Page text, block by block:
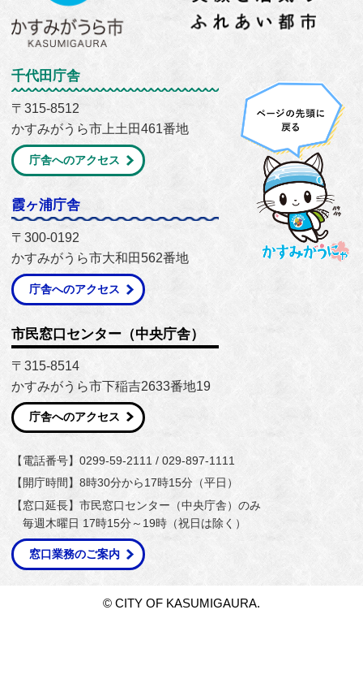
千代田庁舎
〒315-8512
かすみがうら市上土田461番地
庁舎へのアクセス
霞ヶ浦庁舎
〒300-0192
かすみがうら市大和田562番地
庁舎へのアクセス
市民窓口センター（中央庁舎）
〒315-8514
かすみがうら市下稲吉2633番地19
庁舎へのアクセス
【電話番号】0299-59-2111 / 029-897-1111
【開庁時間】8時30分から17時15分（平日）
【窓口延長】市民窓口センター（中央庁舎）のみ
毎週木曜日 17時15分～19時（祝日は除く）
窓口業務のご案内
© CITY OF KASUMIGAURA.